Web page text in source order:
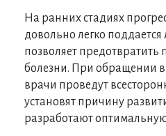
На ранних стадиях
довольно легко
позволяет предотвратить
болезни. При обращении в
врачи проведут
установят причину
разработают